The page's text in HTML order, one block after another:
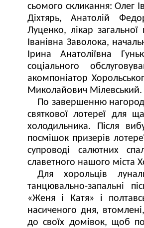
сьомого скликання: Олег
Діхтярь, Анатолій
Луценко, лікар
Іванівна Заволока,
Ірина Анатоліївна
соціального
акомпоніатор
Миколайович Мілевський.
По завершенню
святкової лотереї для
холодильника. Після
посмішок призерів
супроводі салютних
славетного нашого міста
Для хорольців
танцювально-запальні
«Женя і Катя» і
насиченого дня,
до своїх домівок, щоб